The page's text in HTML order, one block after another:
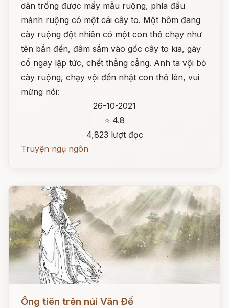
dân trồng được mấy mẫu ruộng, phía đầu
mảnh ruộng có một cái cây to. Một hôm đang
cày ruộng đột nhiên có một con thỏ chạy như
tên bắn đến, đâm sầm vào gốc cây to kia, gãy
cổ ngay lập tức, chết thẳng cẳng. Anh ta vội bỏ
cày ruộng, chạy vội đến nhặt con thỏ lên, vui
mừng nói:
26-10-2021
⭐ 4.8
4,823 lượt đọc
Truyện ngụ ngôn
Đọc ngay
Ông tiên trên núi Vân Đế